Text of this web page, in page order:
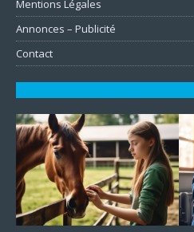
Mentions Légales
Annonces – Publicité
Contact